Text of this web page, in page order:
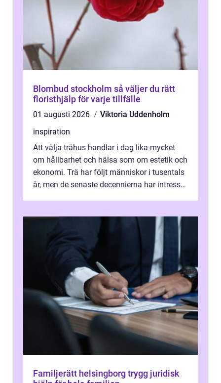
Blombud stockholm så väljer du rätt
floristhjälp för varje tillfälle
01 augusti 2026
Viktoria Uddenholm
inspiration
Att välja trähus handlar i dag lika mycket
om hållbarhet och hälsa som om estetik och
ekonomi. Trä har följt människor i tusentals
år, men de senaste decennierna har intresset
Familjerätt helsingborg trygg juridisk